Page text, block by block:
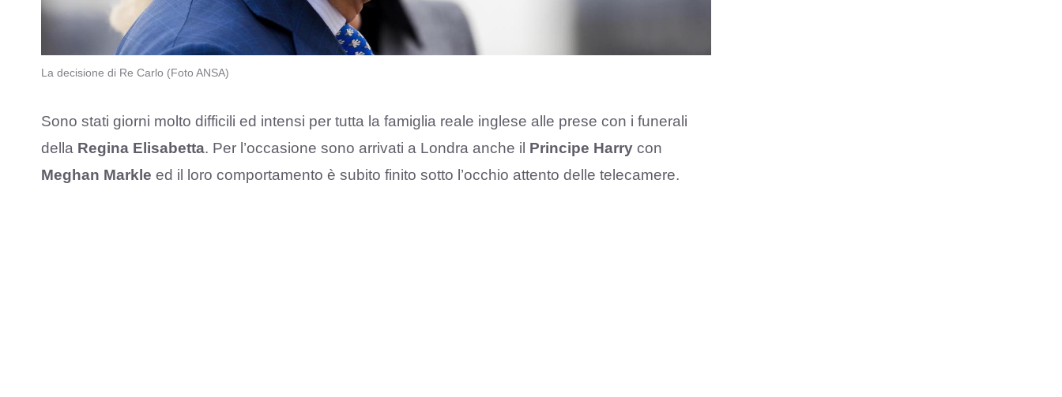
La decisione di Re Carlo (Foto ANSA)
Sono stati giorni molto difficili ed intensi per tutta la famiglia reale inglese alle prese con i funerali
della Regina Elisabetta. Per l’occasione sono arrivati a Londra anche il Principe Harry con
Meghan Markle ed il loro comportamento è subito finito sotto l’occhio attento delle telecamere.